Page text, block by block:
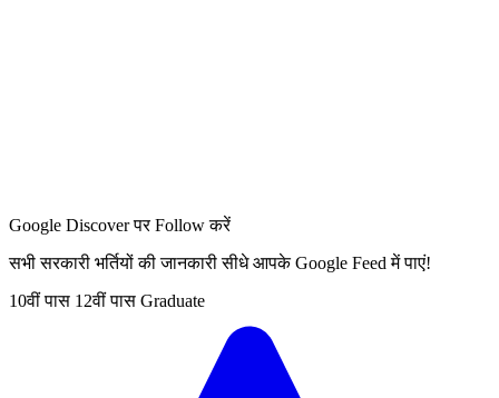
Google Discover पर Follow करें
सभी सरकारी भर्तियों की जानकारी सीधे आपके Google Feed में पाएं!
10वीं पास 12वीं पास Graduate